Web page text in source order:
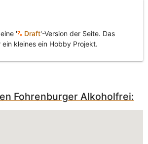
' Draft'-Version der Seite. Das
ein kleines ein Hobby Projekt.
Fohrenburger Alkoholfrei: